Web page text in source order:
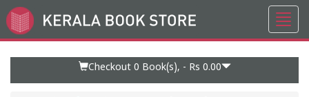
Go
to
Checkout 0 Book(s), - Rs 0.00